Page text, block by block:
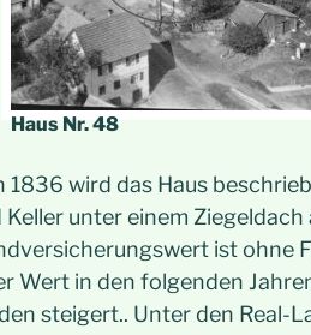
Haus Nr. 48
1836 wird das Haus
unter einem
ist ohne
Wert in den folgenden
steigert.. Unter den Real-